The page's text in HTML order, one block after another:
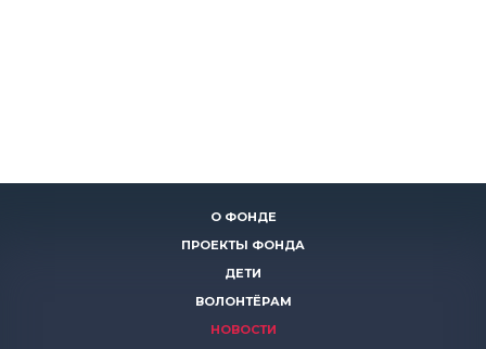
О ФОНДЕ
ПРОЕКТЫ ФОНДА
ДЕТИ
ВОЛОНТЁРАМ
НОВОСТИ